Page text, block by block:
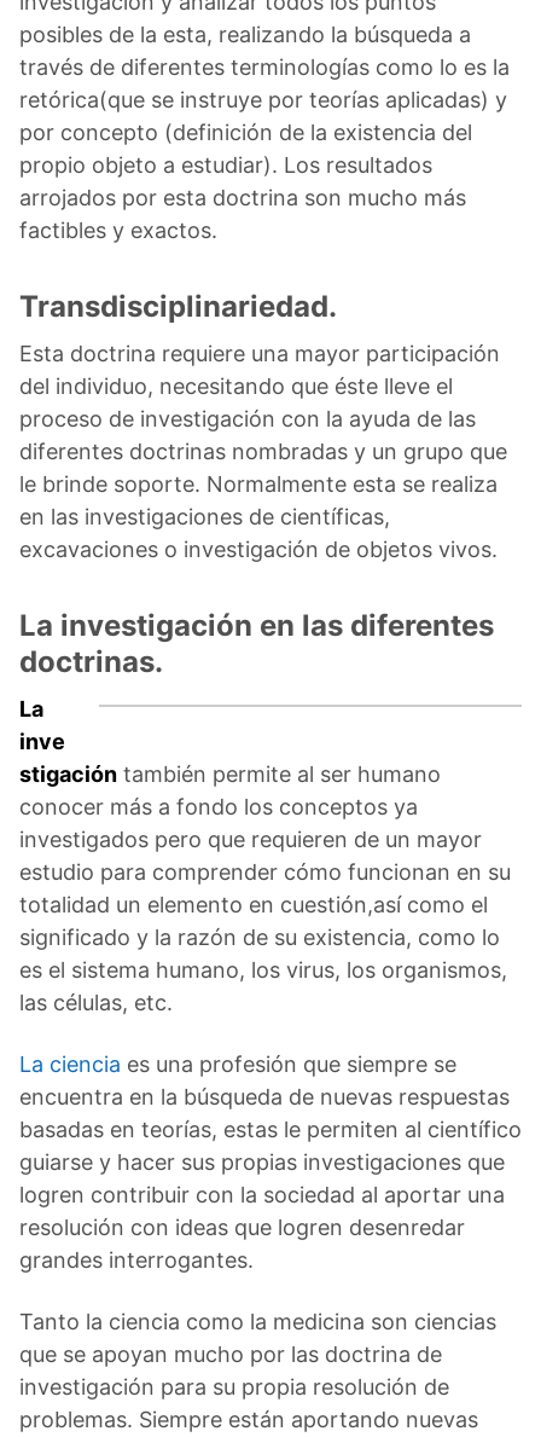
posibles de la esta, realizando la búsqueda a
través de diferentes terminologías como lo es la
retórica(que se instruye por teorías aplicadas) y
por concepto (definición de la existencia del
propio objeto a estudiar). Los resultados
arrojados por esta doctrina son mucho más
factibles y exactos.
Transdisciplinariedad.
Esta doctrina requiere una mayor participación
del individuo, necesitando que éste lleve el
proceso de investigación con la ayuda de las
diferentes doctrinas nombradas y un grupo que
le brinde soporte. Normalmente esta se realiza
en las investigaciones de científicas,
excavaciones o investigación de objetos vivos.
La investigación en las diferentes
doctrinas.
La
inve
stigación también permite al ser humano
conocer más a fondo los conceptos ya
investigados pero que requieren de un mayor
estudio para comprender cómo funcionan en su
totalidad un elemento en cuestión,así como el
significado y la razón de su existencia, como lo
es el sistema humano, los virus, los organismos,
las células, etc.
La ciencia es una profesión que siempre se
encuentra en la búsqueda de nuevas respuestas
basadas en teorías, estas le permiten al científico
guiarse y hacer sus propias investigaciones que
logren contribuir con la sociedad al aportar una
resolución con ideas que logren desenredar
grandes interrogantes.
Tanto la ciencia como la medicina son ciencias
que se apoyan mucho por las doctrina de
investigación para su propia resolución de
problemas. Siempre están aportando nuevas